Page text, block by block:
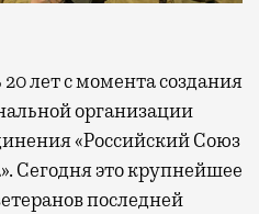
организации
«Российский Союз
Сегодня это крупнейшее
последней